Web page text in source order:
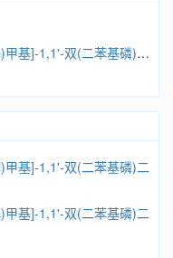
(S,S)-(-)-2,2'-双[-(N,N-二甲胺基)(苯基)甲基]-1,1'-双(二苯基磷)二茂铁在不对称氢硅烷化反应中的应用实例有哪些？
基]-1,1'-双(二苯基磷)二
基]-1,1'-双(二苯基磷)二